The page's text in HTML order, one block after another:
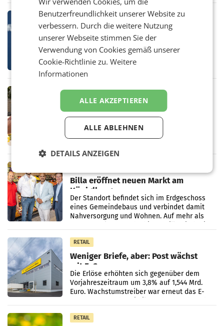
eines Treffens zwischen Staatssekretärin
Elisabeth
MARKETING & MEDIA
Studie zur Medienpräsenz: Wie
Österreichs ATX-Unternehmen
international wahrgenommen
werden
Österreichs börsennotierte Unternehmen
agieren längst auf internationalen Märkten.
Eine neue internationale
weltweite Berichterstattung über
RETAIL
Stibitzer inszeniert Spritz-Party in
Wien
Eine inszenierte Lkw-Panne mit einem
Lieferwagen und hunderten herausfallenden
Kisten diente dabei als Ausgangspunkt:
Passanten wurden gebeten, beim Aufräumen
zu helfen, und erhielten
Billa eröffnet neuen Markt am
Küniglberg
Der Standort befindet sich im Erdgeschoss
eines Gemeindebaus und verbindet damit
Nahversorgung und Wohnen. Auf mehr als
RETAIL
Weniger Briefe, aber: Post wächst
mit E-Commerce
Die Erlöse erhöhten sich gegenüber dem
Vorjahreszeitraum um 3,8% auf 1,544 Mrd.
Euro. Wachstumstreiber war erneut das E-
RETAIL
Benutzerfreundlichkeit unserer Website zu
verbessern. Durch die weitere Nutzung
unserer Webseite stimmen Sie der
Verwendung von Cookies gemäß unserer
Cookie-Richtlinie zu.Weitere
Informationen
ALLE AKZEPTIEREN
ALLE ABLEHNEN
DETAILS ANZEIGEN